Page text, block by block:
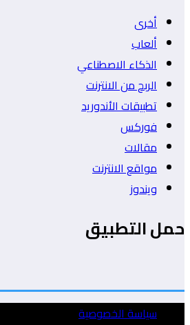
أخرى
ألعاب
الذكاء الاصطناعي
الربح من الانترنت
تطبيقات الأندوريد
فوركس
مقالات
مواقع الانترنت
ويندوز
حمل التطبيق
سياسة الخصوصية